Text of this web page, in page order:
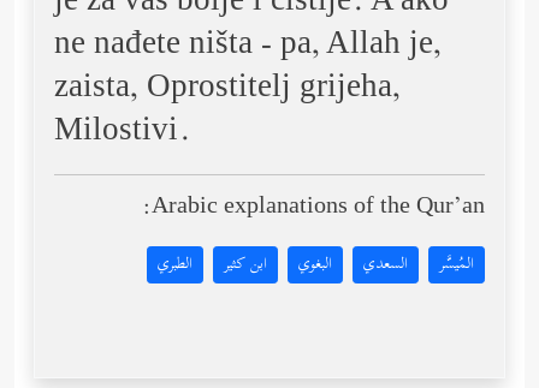
ne nađete ništa - pa, Allah je,
zaista, Oprostitelj grijeha,
Milostivi.
Arabic explanations of the Qur’an:
المُيسَّر السعدي البغوي ابن كثير الطبري